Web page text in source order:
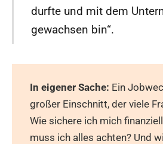
durfte und mit dem
gewachsen bin“.
In eigener Sache: Ein
großer Einschnitt, der viele
Wie sichere ich mich
muss ich alles achten? Und